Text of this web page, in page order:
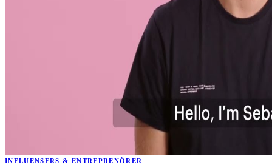
INFLUENSERS & ENTREPRENÖRER